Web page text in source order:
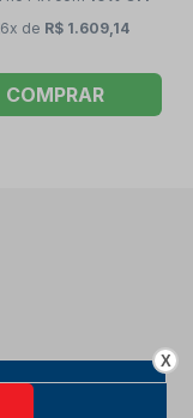
6x de R$ 1.609,14
COMPRAR
X